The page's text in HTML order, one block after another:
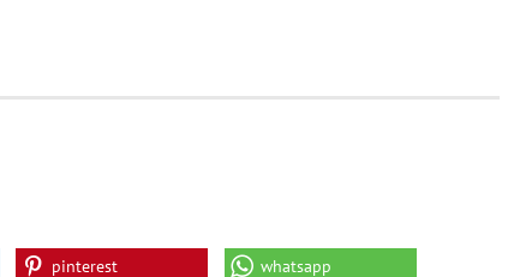
pinterest whatsapp